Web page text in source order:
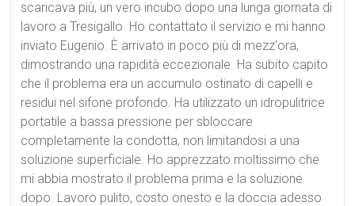
scaricava più, un vero incubo dopo una lunga giornata di
lavoro a Tresigallo. Ho contattato il servizio e mi hanno
inviato Eugenio. È arrivato in poco più di mezz'ora,
dimostrando una rapidità eccezionale. Ha subito capito
che il problema era un accumulo ostinato di capelli e
residui nel sifone profondo. Ha utilizzato un idropulitrice
portatile a bassa pressione per sbloccare
completamente la condotta, non limitandosi a una
soluzione superficiale. Ho apprezzato moltissimo che
mi abbia mostrato il problema prima e la soluzione
dopo. Lavoro pulito, costo onesto e la doccia adesso